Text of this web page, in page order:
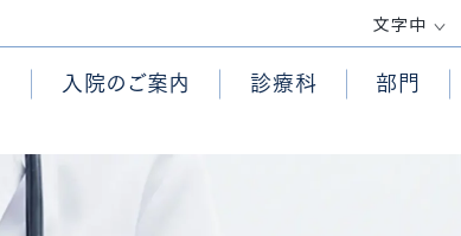
文字中
入院のご案内 診療科 部門
頭頸部腫瘍センター